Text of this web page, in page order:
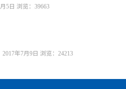
5日 浏览：39663
2017年7月9日 浏览：24213